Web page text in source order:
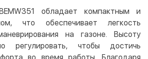
(Приватбанк)
(Приватбанк)
(Монобанк)
BEMW351 обладает компактным и
что обеспечивает легкость
на газоне. Высоту
регулировать, чтобы достичь